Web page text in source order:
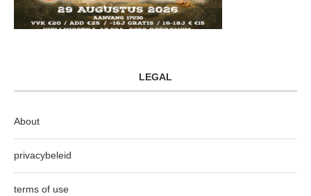
LEGAL
About
privacybeleid
terms of use